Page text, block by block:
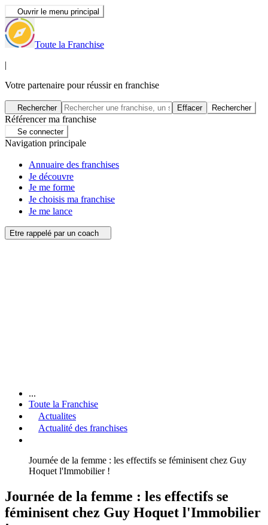
Ouvrir le menu principal
Toute la Franchise
|
Votre partenaire pour réussir en franchise
Rechercher Effacer Rechercher
Référencer ma franchise
Se connecter
Navigation principale
Annuaire des franchises
Je découvre
Je me forme
Je choisis ma franchise
Je me lance
Etre rappelé par un coach
...
Toute la Franchise
Actualites
Actualité des franchises
Journée de la femme : les effectifs se féminisent chez Guy
Hoquet l'Immobilier !
Journée de la femme : les effectifs se
féminisent chez Guy Hoquet l'Immobilier